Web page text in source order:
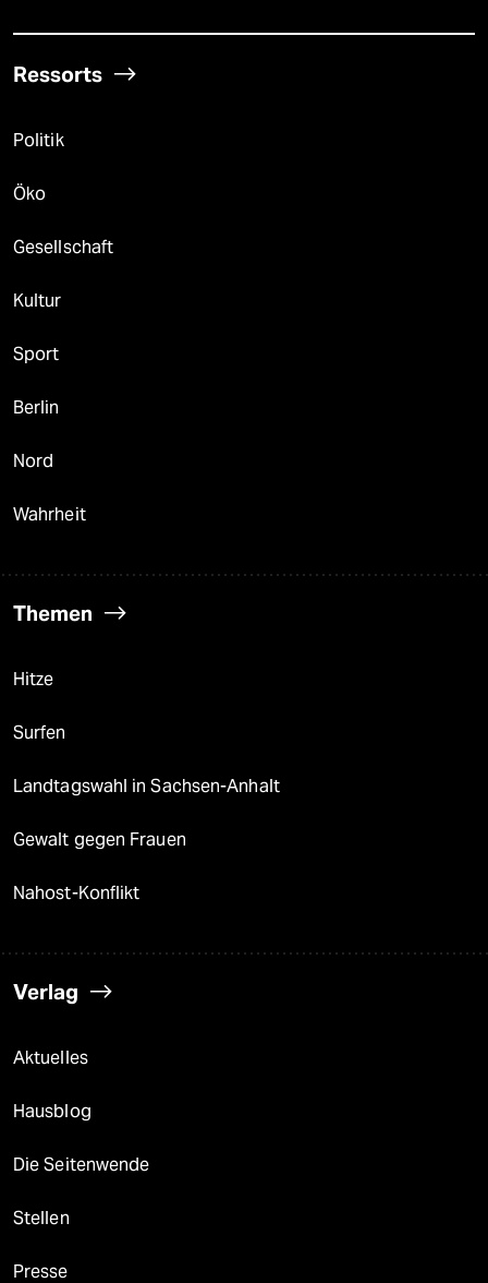
Ressorts
Politik
Öko
Gesellschaft
Kultur
Sport
Berlin
Nord
Wahrheit
Themen
Hitze
Surfen
Landtagswahl in Sachsen-Anhalt
Gewalt gegen Frauen
Nahost-Konflikt
Verlag
Aktuelles
Hausblog
Die Seitenwende
Stellen
Presse